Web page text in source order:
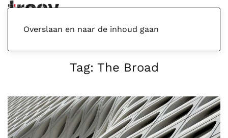
Overslaan en naar de inhoud gaan
Tag: The Broad